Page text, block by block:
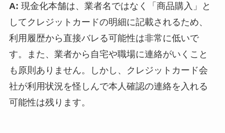
A: 現金化本舗は、業者名ではなく「商品購入」と
してクレジットカードの明細に記載されるため、
利用履歴から直接バレる可能性は非常に低いで
す。また、業者から自宅や職場に連絡がいくこと
も原則ありません。しかし、クレジットカード会
社が利用状況を怪しんで本人確認の連絡を入れる
可能性は残ります。